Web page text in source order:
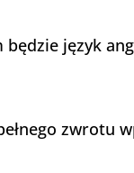
język
zwrotu